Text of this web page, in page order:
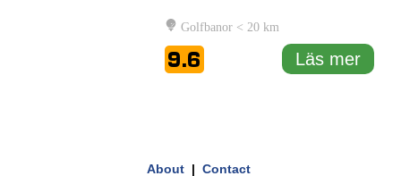
Chalet Nel Doch Villa Cheia ett utmärkt
val för dem som söker en lugn tillflykt.
Hotellet har en rad bekvämligheter,
såsom en restaurang
... Läs mer
Golfbanor < 20 km
9.6 Läs mer
About| Contact